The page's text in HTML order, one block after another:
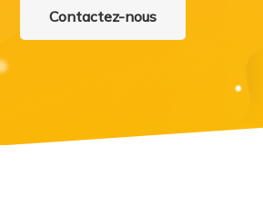
Contactez-nous